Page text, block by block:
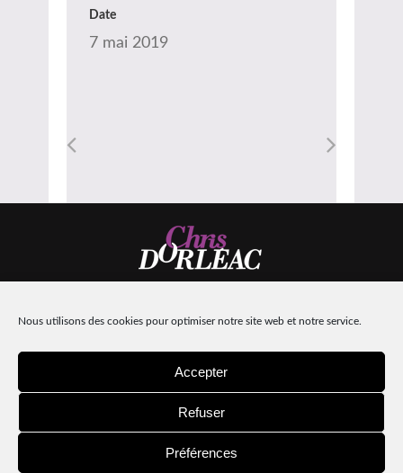
Nous utilisons des cookies pour optimiser notre site web et notre service.
Accepter
Refuser
Préférences
Date
7 mai 2019
Design:Machinacom| Intégration :Hors-lignes
Mentions légales